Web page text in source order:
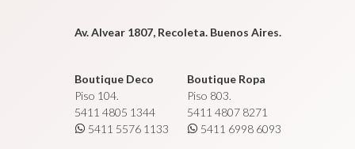
Av. Alvear 1807, Recoleta. Buenos Aires.
Boutique Deco
Piso 104.
5411 4805 1344
5411 5576 1133
Boutique Ropa
Piso 803.
5411 4807 8271
5411 6998 6093